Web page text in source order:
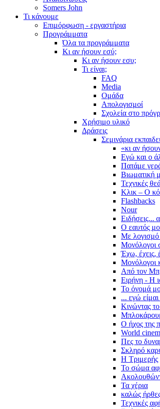
Somers John
Τι κάνουμε
Επιμόρφωση - εργαστήρια
Προγράμματα
Όλα τα προγράμματα
Κι αν ήσουν εσύ;
Κι αν ήσουν εσυ;
Τι είναι;
FAQ
Media
Ομάδα
Απολογισμοί
Σχολεία στο
Χρήσιμο υλικό
Δράσεις
Σεμινάρια
«κι αν
Εγώ και ο
Πατάμε
Βιωματική
Τεχνικές
Κλικ – Ο
Flashbacks
Nour
Ειδήσεις...
Ο εαυτός
Με λογισμό
Μονόλογοι
Έχω, έχεις,
Μονόλογοι
Από τον
Ειρήνη - Η
Το όνομά
... εγώ
Κινώντας
Ο ήχος της
World
Πες το
Σκληρό
Η Τριμερής
Το σώμα
Τα χέρια
καλώς
Τεχνικές